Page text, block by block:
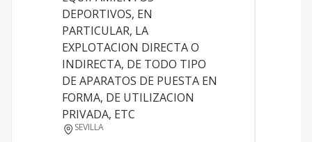
DEPORTIVOS, EN
PARTICULAR, LA
EXPLOTACION DIRECTA O
INDIRECTA, DE TODO TIPO
DE APARATOS DE PUESTA EN
FORMA, DE UTILIZACION
PRIVADA, ETC
SEVILLA